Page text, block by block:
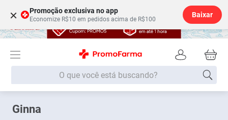
× Promoção exclusiva no app
Economize R$10 em pedidos acima de R$100
Baixar
O que você está buscando?
GinnaTermos mais buscados